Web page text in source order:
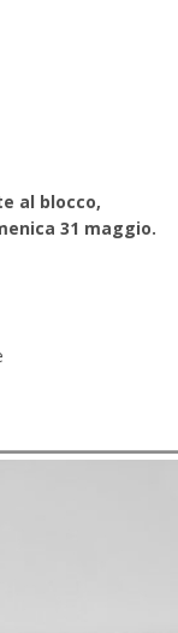
al blocco,
31 maggio.